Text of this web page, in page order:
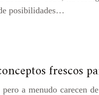
posibilidades…
frescos
pero a menudo